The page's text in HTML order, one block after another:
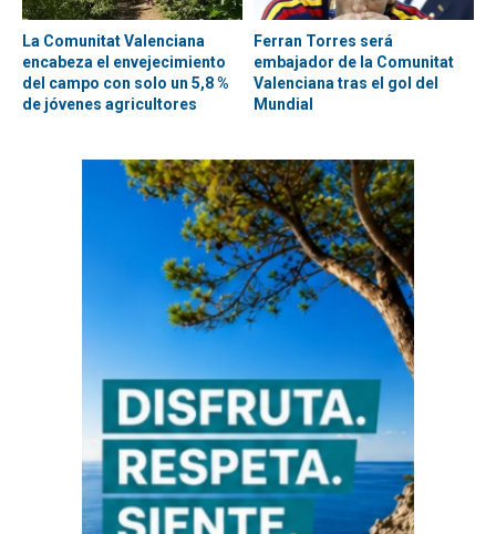
La Comunitat Valenciana
encabeza el envejecimiento
del campo con solo un 5,8 %
de jóvenes agricultores
Ferran Torres será
embajador de la Comunitat
Valenciana tras el gol del
Mundial